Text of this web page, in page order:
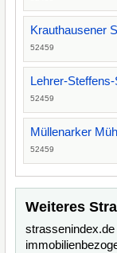
Krauthausener
52459
Lehrer-Steffens-
52459
Müllenarker
52459
Weiteres